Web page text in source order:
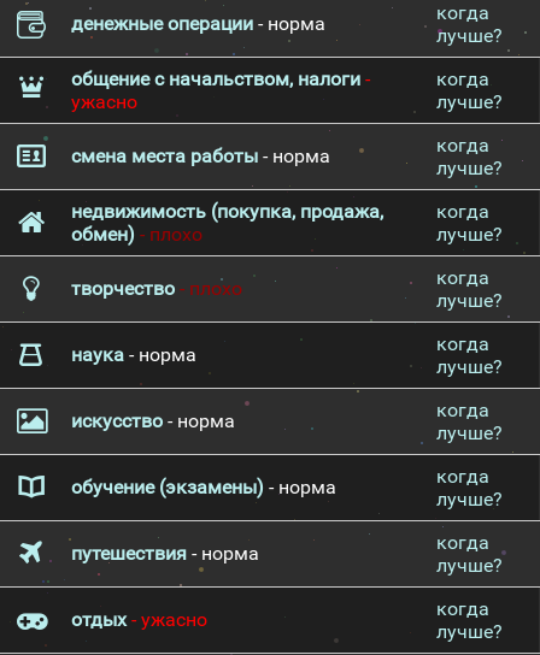
денежные операции - норма
когда
лучше?
общение с начальством, налоги -
ужасно
когда
лучше?
смена места работы - норма
когда
лучше?
недвижимость (покупка, продажа,
обмен) - плохо
когда
лучше?
творчество - плохо
когда
лучше?
наука - норма
когда
лучше?
искусство - норма
когда
лучше?
обучение (экзамены) - норма
когда
лучше?
путешествия - норма
когда
лучше?
отдых- ужасно
когда
лучше?